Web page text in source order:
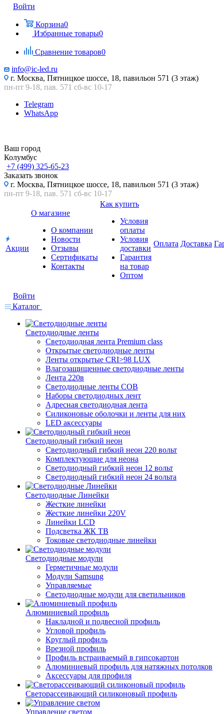
Войти
Корзина0
Избранные товары0
Сравнение товаров0
info@ic-led.ru
г. Москва, Пятницкое шоссе, 18, павильон 571 (3 этаж)
пн-пт 9-18, пав. 571 сб-вс 10-17
Telegram
WhatsApp
Ваш город
Колумбус
+7 (499) 325-65-23
Заказать звонок
г. Москва, Пятницкое шоссе, 18, павильон 571 (3 этаж)
пн-пт 9-18, пав. 571 сб-вс 10-17
Акции
О магазине
О компании
Новости
Отзывы
Сертификаты
Контакты
Как купить
Условия
оплаты
Условия
доставки
Гарантия
на товар
Оптом
Оплата Доставка
Войти
Каталог
Светодиодные ленты
Светодиодная лента Premium class
Открытые светодиодные ленты
Ленты открытые CRI>98 LUX
Влагозащищенные светодиодные ленты
Лента 220в
Светодиодные ленты COB
Наборы светодиодных лент
Адресная светодиодная лента
Силиконовые оболочки и ленты для них
LED аксессуары
Светодиодный гибкий неон
Светодиодный гибкий неон 220 вольт
Комплектующие для неона
Светодиодный гибкий неон 12 вольт
Светодиодный гибкий неон 24 вольта
Светодиодные Линейки
Жесткие линейки
Жесткие линейки 220V
Линейки LCD
Подсветка ЖК ТВ
Токовые светодиодные линейки
Светодиодные модули
Герметичные модули
Модули Samsung
Управляемые
Светодиодные модули для светильников
Алюминиевый профиль
Накладной и подвесной профиль
Угловой профиль
Круглый профиль
Врезной профиль
Профиль встраиваемый в гипсокартон
Алюминиевый профиль для натяжных потолков
Аксессуары для профиля
Светорассеивающий силиконовый профиль
Управление светом